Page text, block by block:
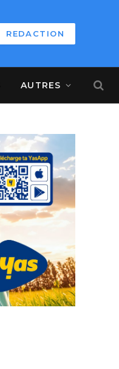
REDACTION
AUTRES